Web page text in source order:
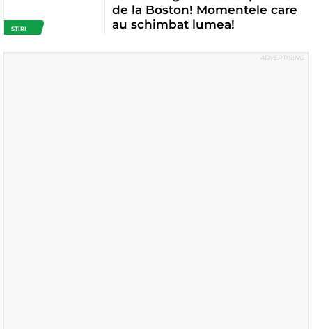
STIRI
de la Boston! Momentele care
au schimbat lumea!